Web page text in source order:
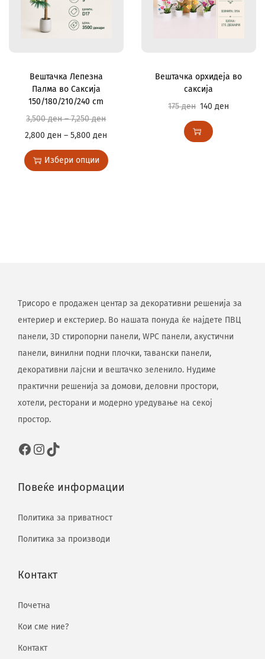
Вештачка Лепезна
Палма во Саксија
150/180/210/240 cm
3,500ден–7,250ден
2,800ден –5,800ден
Избери опции
Вештачка орхидеја во
саксија
175ден 140ден
Трисоро е продажен центар за декоративни решенија за
ентериер и екстериер. Во нашата понуда ќе најдете ПВЦ
панели, 3D стиропорни панели, WPC панели, акустични
панели, винилни подни плочки, тавански панели,
декоративни лајсни и вештачко зеленило. Нудиме
практични решенија за домови, деловни простори,
хотели, ресторани и модерно уредување на секој
простор.
Повеќе информации
Политика за приватност
Политика за производи
Контакт
Почетна
Кои сме ние?
Контакт